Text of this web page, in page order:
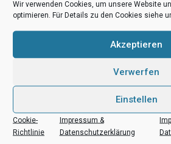
Wir verwenden Cookies, um unsere Website
optimieren. Für Details zu den Cookies siehe
Akzeptieren
Verwerfen
Einstellen
Cookie-
Richtlinie
Impressum &
Datenschutzerklärung